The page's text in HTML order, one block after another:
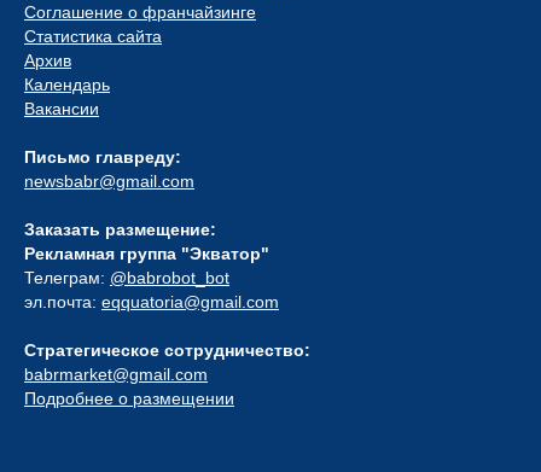
Соглашение о франчайзинге
Статистика сайта
Архив
Календарь
Вакансии
Письмо главреду:
newsbabr@gmail.com
Заказать размещение:
Рекламная группа "Экватор"
Телеграм: @babrobot_bot
эл.почта: eqquatoria@gmail.com
Стратегическое сотрудничество:
babrmarket@gmail.com
Подробнее о размещении